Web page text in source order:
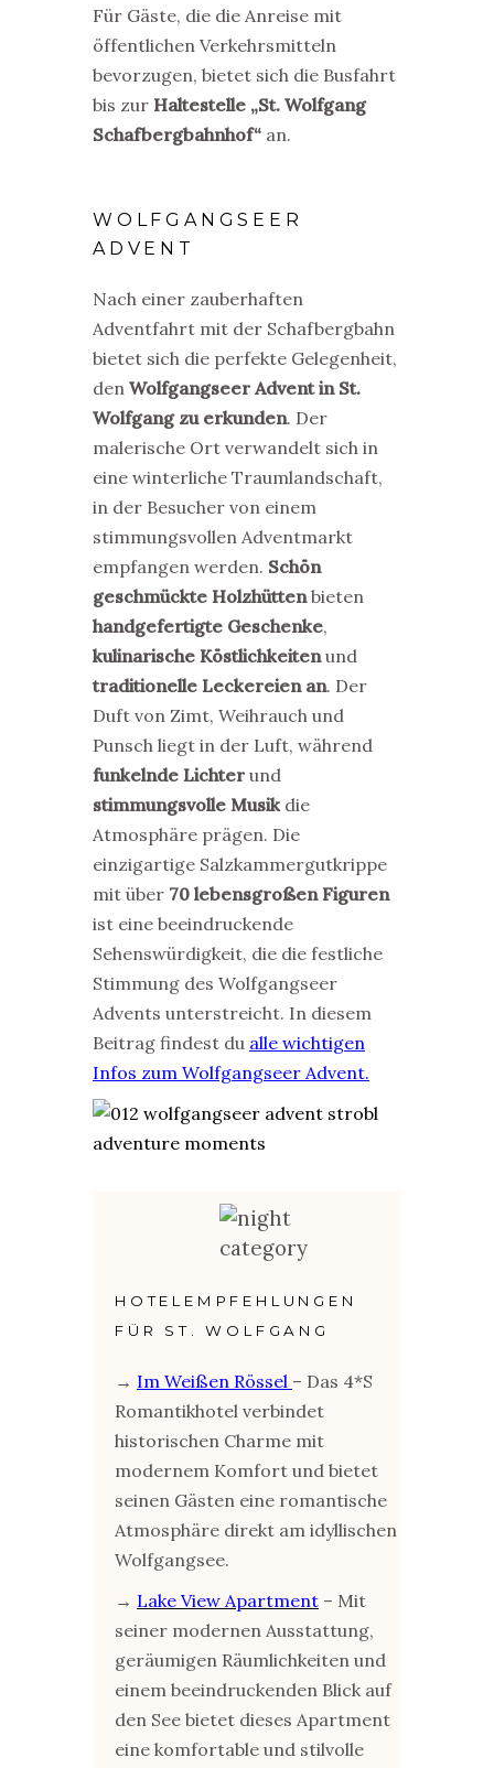
Für Gäste, die die Anreise mit
öffentlichen Verkehrsmitteln
bevorzugen, bietet sich die Busfahrt
bis zur Haltestelle „St. Wolfgang
Schafbergbahnhof“ an.
WOLFGANGSEER
ADVENT
Nach einer zauberhaften
Adventfahrt mit der Schafbergbahn
bietet sich die perfekte Gelegenheit,
den Wolfgangseer Advent in St.
Wolfgang zu erkunden. Der
malerische Ort verwandelt sich in
eine winterliche Traumlandschaft,
in der Besucher von einem
stimmungsvollen Adventmarkt
empfangen werden. Schön
geschmückte Holzhüttenbieten
handgefertigte Geschenke,
kulinarische Köstlichkeitenund
traditionelle Leckereien an. Der
Duft von Zimt, Weihrauch und
Punsch liegt in der Luft, während
funkelnde Lichter und
stimmungsvolle Musik die
Atmosphäre prägen. Die
einzigartige Salzkammergutkrippe
mit über 70 lebensgroßen Figuren
ist eine beeindruckende
Sehenswürdigkeit, die die festliche
Stimmung des Wolfgangseer
Advents unterstreicht. In diesem
Beitrag findest du alle wichtigen
Infos zum Wolfgangseer Advent.
HOTELEMPFEHLUNGEN
FÜR ST. WOLFGANG
→ Im Weißen Rössel – Das 4*S
Romantikhotel verbindet
historischen Charme mit
modernem Komfort und bietet
seinen Gästen eine romantische
Atmosphäre direkt am idyllischen
Wolfgangsee.
→ Lake View Apartment – Mit
seiner modernen Ausstattung,
geräumigen Räumlichkeiten und
einem beeindruckenden Blick auf
den See bietet dieses Apartment
eine komfortable und stilvolle